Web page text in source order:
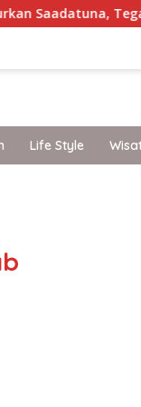
5 Prinsip
Life Style